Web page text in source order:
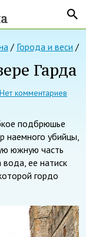
/ Города и веси /
Гарда
Нет комментариев
подбрюшье
наемного убийцы,
южную часть
ее натиск
гордо